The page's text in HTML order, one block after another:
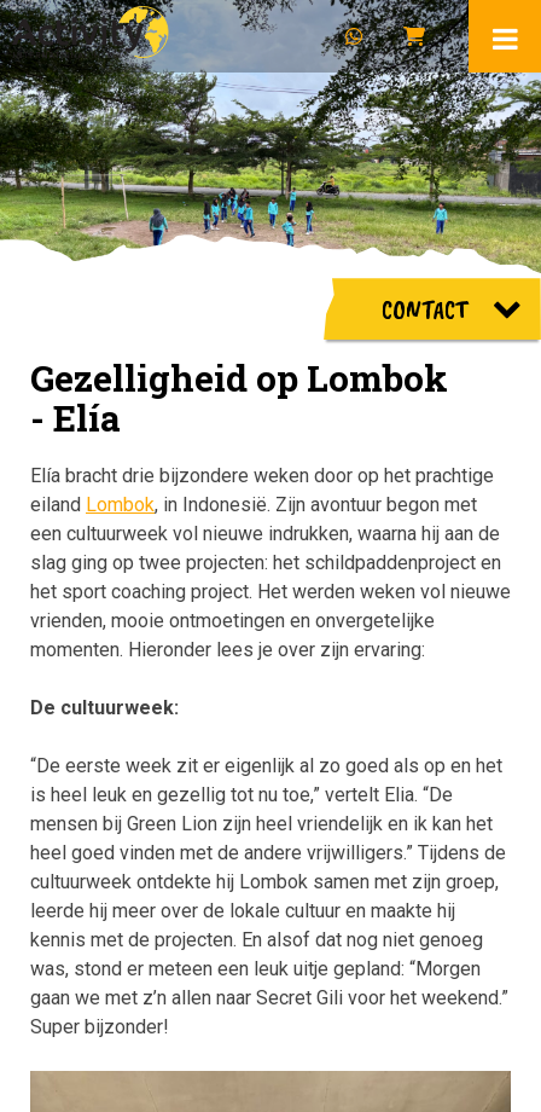
CONTACT
Gezelligheid op Lombok
- Elía
Elía bracht drie bijzondere weken door op het prachtige
eiland Lombok, in Indonesië. Zijn avontuur begon met
een cultuurweek vol nieuwe indrukken, waarna hij aan de
slag ging op twee projecten: het schildpaddenproject en
het sport coaching project. Het werden weken vol nieuwe
vrienden, mooie ontmoetingen en onvergetelijke
momenten. Hieronder lees je over zijn ervaring:
De cultuurweek:
“De eerste week zit er eigenlijk al zo goed als op en het
is heel leuk en gezellig tot nu toe,” vertelt Elia. “De
mensen bij Green Lion zijn heel vriendelijk en ik kan het
heel goed vinden met de andere vrijwilligers.” Tijdens de
cultuurweek ontdekte hij Lombok samen met zijn groep,
leerde hij meer over de lokale cultuur en maakte hij
kennis met de projecten. En alsof dat nog niet genoeg
was, stond er meteen een leuk uitje gepland: “Morgen
gaan we met z’n allen naar Secret Gili voor het weekend.”
Super bijzonder!